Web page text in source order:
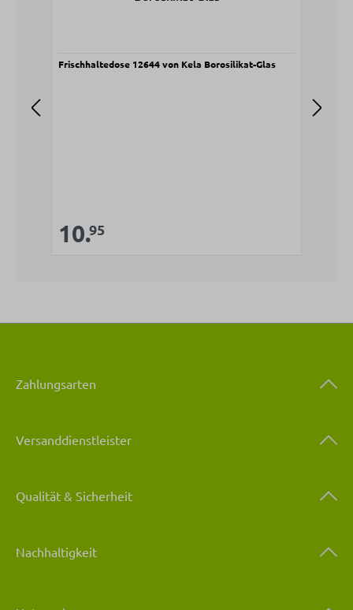
Frischhaltedose 12644 von Kela Borosilikat-Glas
Verkaufspreis:
10.95
Zahlungsarten
Versanddienstleister
Qualität & Sicherheit
Nachhaltigkeit